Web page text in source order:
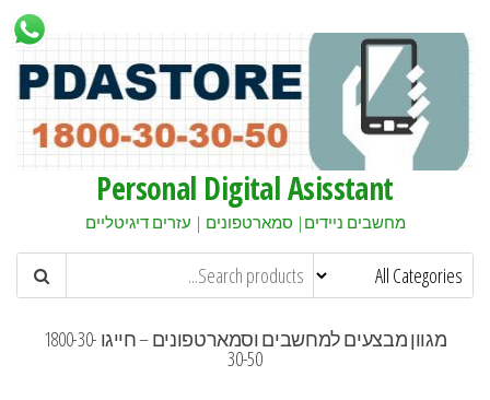
Personal Digital Asisstant
מחשבים ניידים| סמארטפונים | עזרים דיגיטליים
מגוון מבצעים למחשבים וסמארטפונים – חייגו 1800-30-
30-50